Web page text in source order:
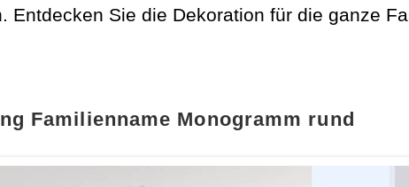
Entdecken Sie die Dekoration für die ganze
Familienname Monogramm rund